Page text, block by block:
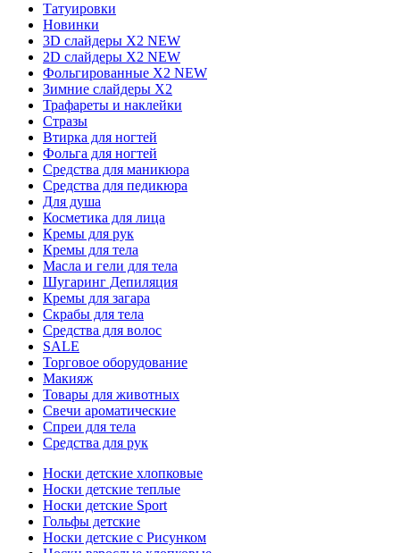
Татуировки
Новинки
3D слайдеры X2 NEW
2D слайдеры X2 NEW
Фольгированные X2 NEW
Зимние слайдеры Х2
Трафареты и наклейки
Стразы
Втирка для ногтей
Фольга для ногтей
Средства для маникюра
Средства для педикюра
Для душа
Косметика для лица
Кремы для рук
Кремы для тела
Масла и гели для тела
Шугаринг Депиляция
Кремы для загара
Скрабы для тела
Средства для волос
SALE
Торговое оборудование
Макияж
Товары для животных
Свечи ароматические
Спреи для тела
Средства для рук
Носки детские хлопковые
Носки детские теплые
Носки детские Sport
Гольфы детские
Носки детские с Рисунком